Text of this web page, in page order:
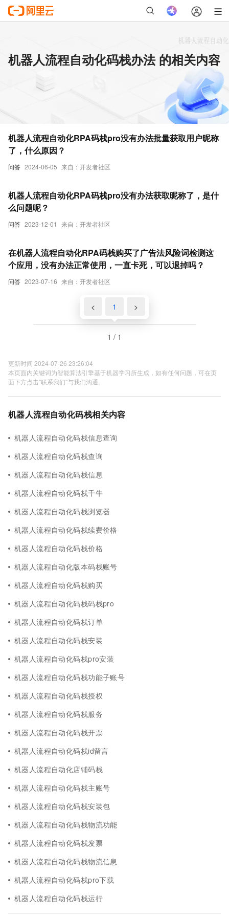
机器人流程自动化码栈办法 的相关内容
问答 2024-06-05 来自：开发者社区
机器人流程自动化RPA码栈pro没有办法批量获取用户昵称
了，什么原因？
问答 2023-12-01 来自：开发者社区
机器人流程自动化RPA码栈pro没有办法获取昵称了，是什
么问题呢？
问答 2023-07-16 来自：开发者社区
在机器人流程自动化RPA码栈购买了广告法风险词检测这
个应用，没有办法正常使用，一直卡死，可以退掉吗？
< 1 >
1 / 1
更新时间 2024-07-26 23:26:04
本页面内关键词为智能算法引擎基于机器学习所生成，如有任何问题，可在页
面下方点击"联系我们"与我们沟通。
机器人流程自动化码栈相关内容
机器人流程自动化码栈信息查询
机器人流程自动化码栈查询
机器人流程自动化码栈信息
机器人流程自动化码栈千牛
机器人流程自动化码栈浏览器
机器人流程自动化码栈续费价格
机器人流程自动化码栈价格
机器人流程自动化版本码栈账号
机器人流程自动化码栈购买
机器人流程自动化码栈码栈pro
机器人流程自动化码栈订单
机器人流程自动化码栈安装
机器人流程自动化码栈pro安装
机器人流程自动化码栈功能子账号
机器人流程自动化码栈授权
机器人流程自动化码栈服务
机器人流程自动化码栈开票
机器人流程自动化码栈id留言
机器人流程自动化店铺码栈
机器人流程自动化码栈主账号
机器人流程自动化码栈安装包
机器人流程自动化码栈物流功能
机器人流程自动化码栈发票
机器人流程自动化码栈物流信息
机器人流程自动化码栈pro下载
机器人流程自动化码栈运行